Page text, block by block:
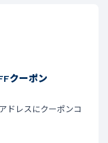
クーポン
ドレスにクーポンコ